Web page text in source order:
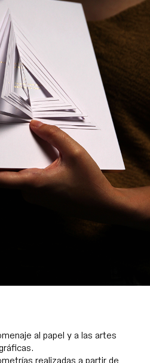
al papel y a las artes
gráficas.
realizadas a partir de